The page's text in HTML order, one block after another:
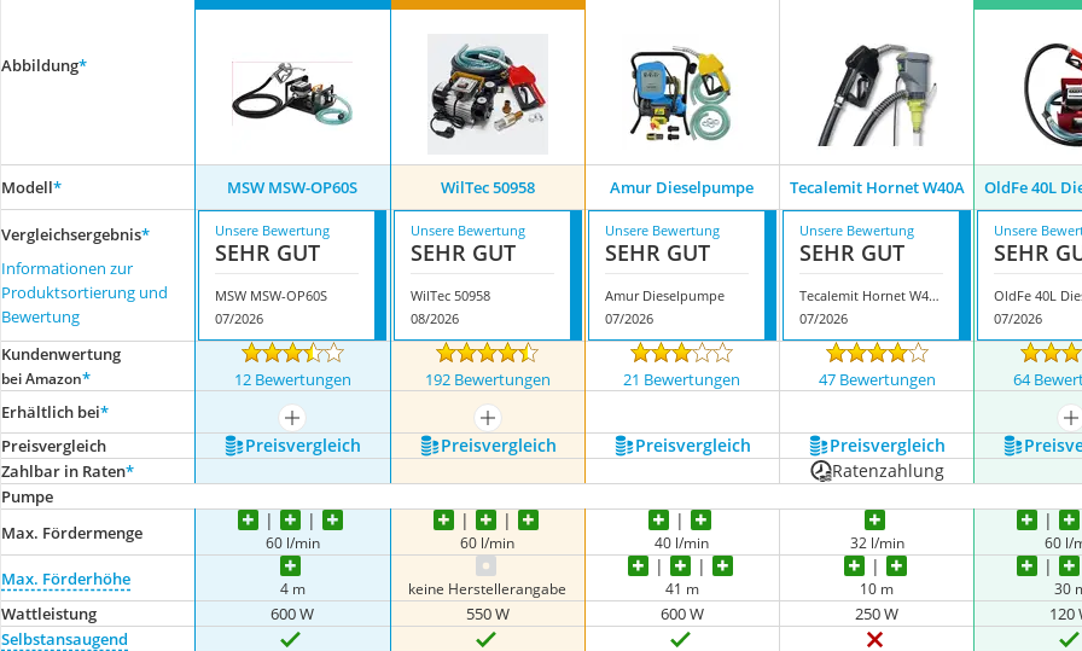
Abbildung*
Modell* MSW MSW-OP60S WilTec 50958 Amur Dieselpumpe Tecalemit Hornet W40A OldFe 40L
Vergleichsergebnis*
Informationen zur
Produktsortierung und
Bewertung
Unsere Bewertung
SEHR GUT
MSW MSW-OP60S
07/2026
Unsere Bewertung
SEHR GUT
WilTec 50958
08/2026
Unsere Bewertung
SEHR GUT
Amur Dieselpumpe
07/2026
Unsere Bewertung
SEHR GUT
Tecalemit Hornet W40A
07/2026
Unsere
SEHR
07/2026
Kundenwertung
bei Amazon* 12 Bewertungen 192 Bewertungen 21 Bewertungen 47 Bewertungen 64
Erhältlich bei*
mehr anzeigen mehr anzeigen
Preis­vergleich
Preis­vergleich Preis­vergleich Preis­vergleich Preis­vergleich
Zahlbar in Raten* Ratenzahlung
Pumpe
Max. Fördermenge
60 l/min 60 l/min 40 l/min 32 l/min 60 l/
Max. Förderhöhe 4 m keine Herstellerangabe 41 m 10 m 30
Wattleistung 600 W 550 W 600 W 250 W 120
Selbstansaugend